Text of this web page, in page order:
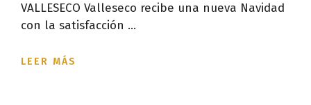
VALLESECO Valleseco recibe una nueva Navidad
con la satisfacción ...
LEER MÁS